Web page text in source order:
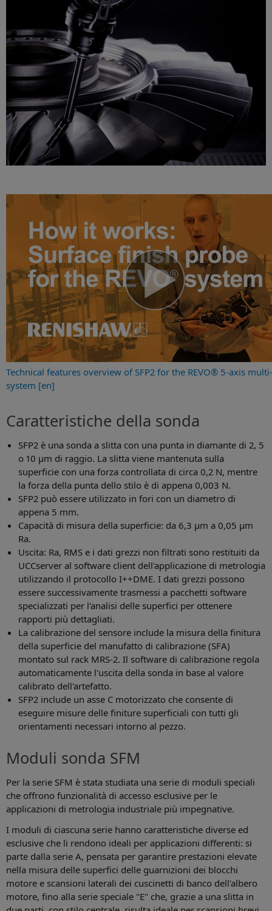
Technical features overview of SFP2 for the REVO® 5-axis
system [en]
Caratteristiche della sonda
SFP2 è una sonda a slitta con una punta in diamante di 2, 5
o 10 μm di raggio. La slitta viene mantenuta sulla
superficie con una forza controllata di circa 0,2 N, mentre
la forza della punta dello stilo è di appena 0,003 N.
SFP2 può essere utilizzato in fori con un diametro di
appena 5 mm.
Capacità di misura della superficie: da 6,3 μm a 0,05 μm
Ra.
Uscita: Ra, RMS e i dati grezzi non filtrati sono restituiti da
UCCserver al software client dell'applicazione di metrologia
utilizzando il protocollo I++DME. I dati grezzi possono
essere successivamente trasmessi a pacchetti software
specializzati per l'analisi delle superfici per ottenere
rapporti più dettagliati.
La calibrazione del sensore include la misura della finitura
della superficie del manufatto di calibrazione (SFA)
montato sul rack MRS-2. Il software di calibrazione regola
automaticamente l'uscita della sonda in base al valore
calibrato dell'artefatto.
SFP2 include un asse C motorizzato che consente di
eseguire misure delle finiture superficiali con tutti gli
orientamenti necessari intorno al pezzo.
Moduli sonda SFM
Per la serie SFM è stata studiata una serie di moduli speciali
che offrono funzionalità di accesso esclusive per le
applicazioni di metrologia industriale più impegnative.
I moduli di ciascuna serie hanno caratteristiche diverse ed
esclusive che li rendono ideali per applicazioni differenti: si
parte dalla serie A, pensata per garantire prestazioni elevate
nella misura delle superfici delle guarnizioni dei blocchi
motore e scansioni laterali dei cuscinetti di banco dell'albero
motore, fino alla serie speciale "E" che, grazie a una slitta in